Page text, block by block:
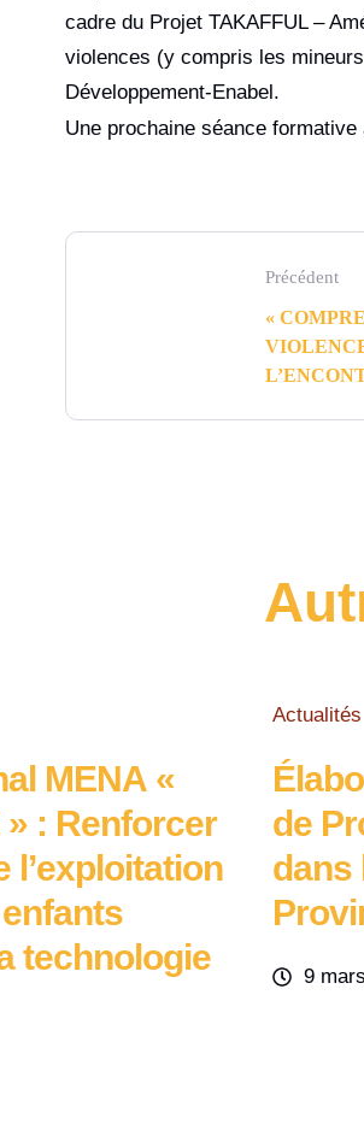
cadre du Projet TAKAFFUL –
violences (y compris les
Développement-Enabel.
Une prochaine séance
Précédent
«
MENA «
» : Renforcer
l’exploitation
technologie
Actualités
de
dans
9